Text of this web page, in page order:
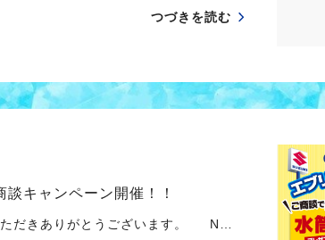
つづきを読む
キャンペーン開催！！
ただきありがとうございます。 N…